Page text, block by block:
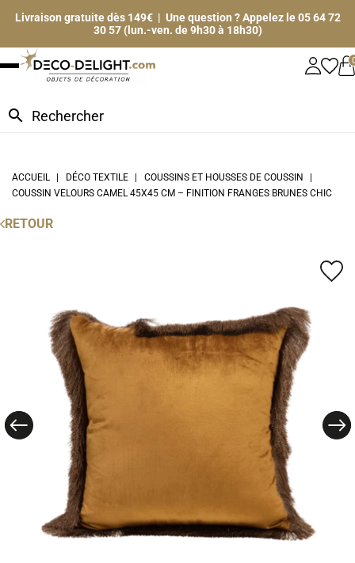
Livraison gratuite dès 149€ | Une question ? Appelez le 05 64 72
30 57 (lun.-ven. de 9h30 à 18h30)
search
ACCUEIL DÉCO TEXTILE
COUSSINS ET HOUSSES DE COUSSIN
COUSSIN VELOURS CAMEL 45X45 CM – FINITION FRANGES BRUNES CHIC
RETOUR
favorite_border